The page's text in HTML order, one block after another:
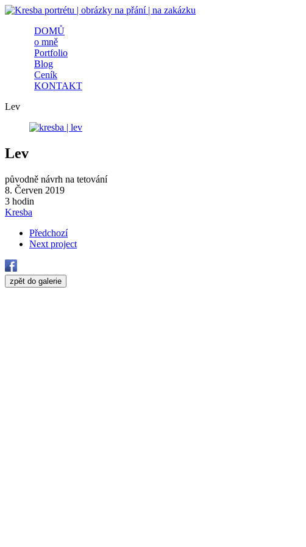
Přejít k hlavnímu obsahu
Kresba
portrétu
obrázky
přání |
na
zakázku
Hlavní menu
DOMŮ
o mně
Portfolio
Blog
Ceník
KONTAKT
Lev
Lev
původně návrh na tetování
8. Červen 2019
3 hodin
Kresba
Předchozí
Next project